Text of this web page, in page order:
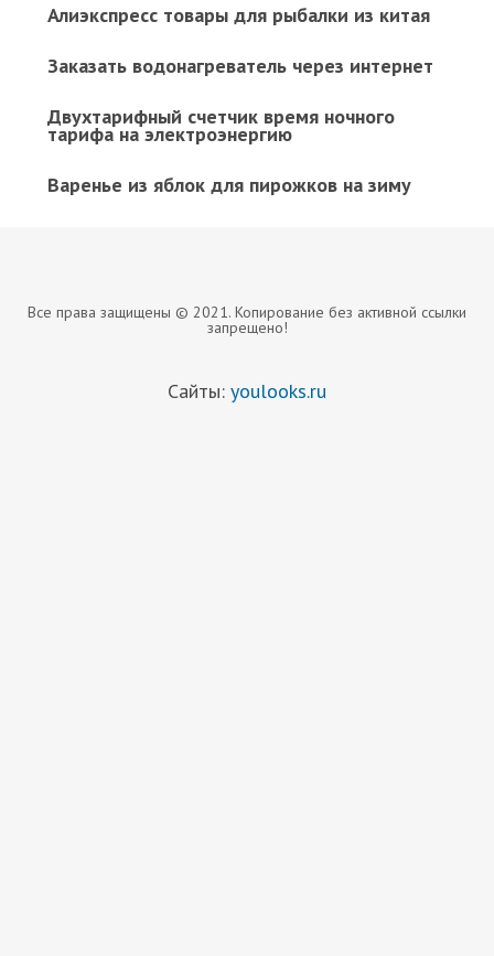
Алиэкспресс товары для рыбалки из китая
Заказать водонагреватель через интернет
Двухтарифный счетчик время ночного
тарифа на электроэнергию
Варенье из яблок для пирожков на зиму
Все права защищены © 2021. Копирование без активной ссылки
запрещено!
Сайты: youlooks.ru